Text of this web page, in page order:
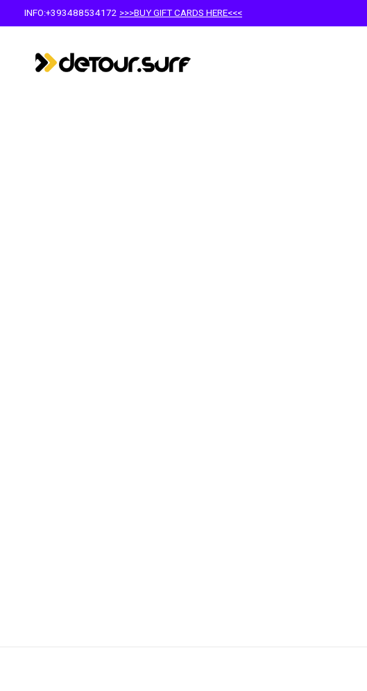
INFO:+393488534172 >>>BUY GIFT CARDS HERE<<<